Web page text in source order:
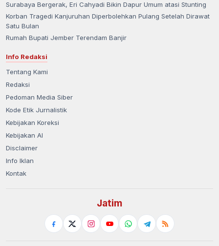
Surabaya Bergerak, Eri Cahyadi Bikin Dapur Umum atasi Stunting
Korban Tragedi Kanjuruhan Diperbolehkan Pulang Setelah Dirawat
Satu Bulan
Rumah Bupati Jember Terendam Banjir
Info Redaksi
Tentang Kami
Redaksi
Pedoman Media Siber
Kode Etik Jurnalistik
Kebijakan Koreksi
Kebijakan AI
Disclaimer
Info Iklan
Kontak
Jatim